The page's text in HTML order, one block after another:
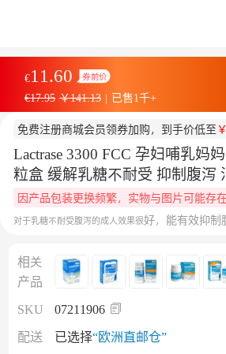
€11.60 券前价
€17.95 ￥141.13 | 已售1千+
免费注册商城会员领券加购，到手价低至
Lactrase 3300 FCC 孕妇哺乳妈
粒盒 缓解乳糖不耐受 抑制腹泻
因产品包装更换频繁，实物与图片可能存
对于乳糖不耐受腹泻的成人效果很好，能有效抑制
相关
产品
SKU
07211906
配送
已选择“欧洲直邮仓”